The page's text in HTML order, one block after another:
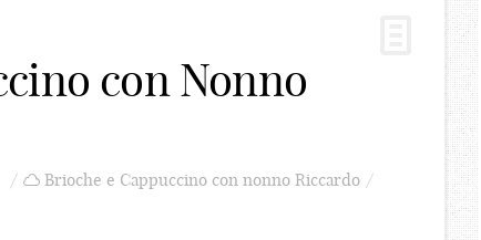
con Nonno
Brioche e Cappuccino con nonno Riccardo